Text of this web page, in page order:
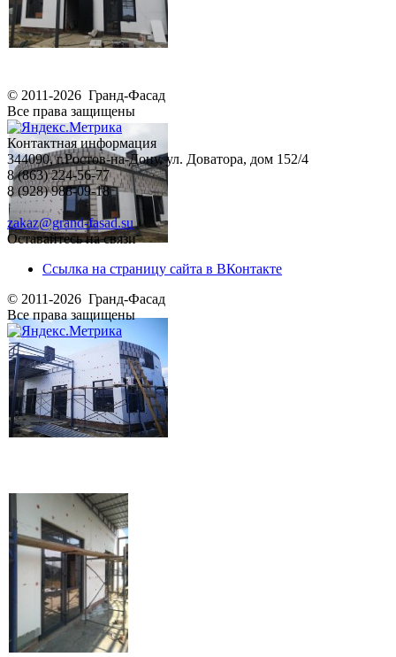
© 2011-2026 Гранд-Фасад
Все права защищены
Контактная информация
344090, г.Ростов-на-Дону, ул. Доватора, дом 152/4
8 (863) 224-56-77
8 (928) 988-09-18
zakaz@grand-fasad.su
Оставайтесь на связи
Ссылка на страницу сайта в ВКонтакте
© 2011-2026 Гранд-Фасад
Все права защищены